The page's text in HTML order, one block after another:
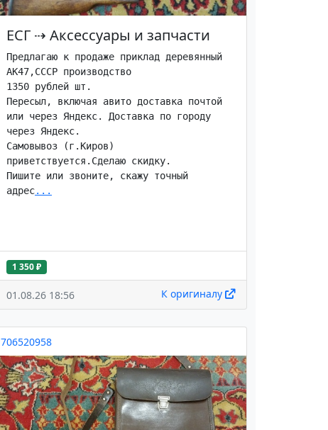
ЕСГ ⇢ Аксессуары и запчасти
Предлагаю к продаже приклад деревянный
АК47,СССР производство
1350 рублей шт.
Пересыл, включая авито доставка почтой
или через Яндекс. Доставка по городу
через Яндекс.
Самовывоз (г.Киров)
приветствуется.Сделаю скидку.
Пишите или звоните, скажу точный
адрес...
1 350 ₽
01.08.26 18:56 К оригиналу
706520958